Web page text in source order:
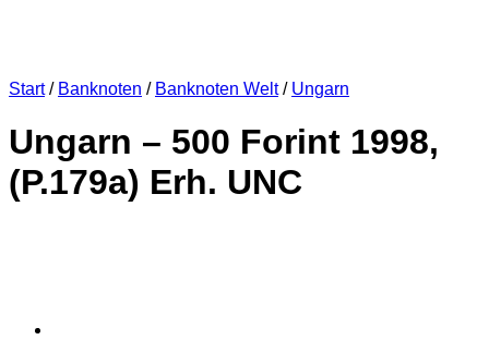
Start / Banknoten / Banknoten Welt / Ungarn
Ungarn – 500 Forint 1998,
(P.179a) Erh. UNC